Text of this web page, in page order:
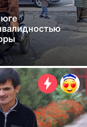
юге